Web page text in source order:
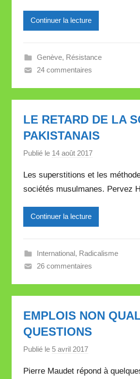
l
l
t
Continuer la lecture
Genève, Résistance
24 commentaires
LE RETARD DE LA
PAKISTANAIS
Publié le 14 août 2017
r
M
e
l
l
t
Les superstitions et les
sociétés musulmanes. Pervez
Continuer la lecture
International, Radicalisme
26 commentaires
EMPLOIS NON
QUESTIONS
Publié le 5 avril 2017
r
Pierre Maudet répond à